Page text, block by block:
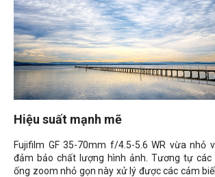
Hiệu suất mạnh mẽ
Fujifilm GF 35-70mm f/4.5-5.6 WR vừa nhỏ
đảm bảo chất lượng hình ảnh. Tương tự các
ống zoom nhỏ gọn này xử lý được các cảm